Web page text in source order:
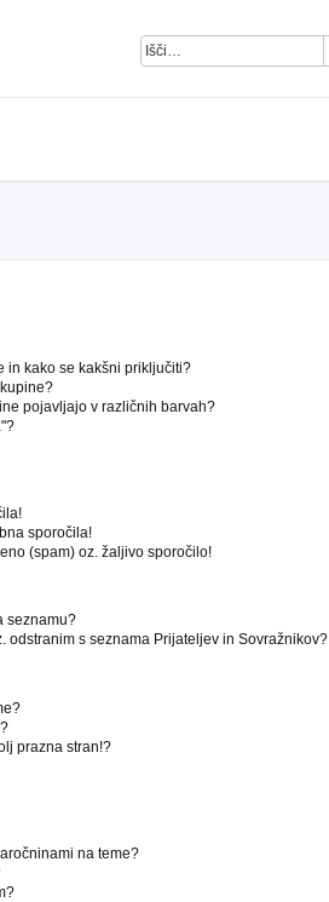
in kako se kakšni priključiti?
pojavljajo v različnih barvah?
sporočila!
(spam) oz. žaljivo sporočilo!
seznamu?
odstranim s seznama Prijateljev in Sovražnikov?
prazna stran!?
na teme?